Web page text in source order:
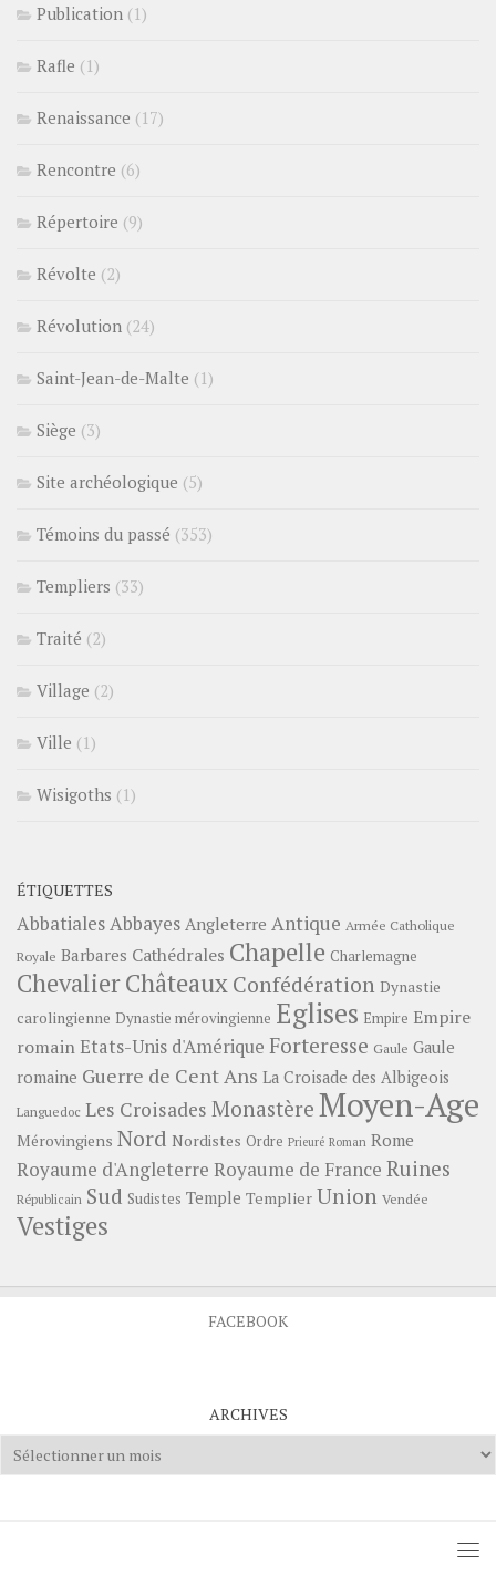
Publication (1)
Rafle (1)
Renaissance (17)
Rencontre (6)
Répertoire (9)
Révolte (2)
Révolution (24)
Saint-Jean-de-Malte (1)
Siège (3)
Site archéologique (5)
Témoins du passé (353)
Templiers (33)
Traité (2)
Village (2)
Ville (1)
Wisigoths (1)
ÉTIQUETTES
Abbatiales Abbayes Angleterre Antique Armée Catholique
Royale Barbares Cathédrales Chapelle Charlemagne
ChevalierChâteauxConfédération Dynastie
carolingienne Dynastie mérovingienne Eglises Empire Empire
romainEtats-Unis d'Amérique Forteresse Gaule Gaule
romaine Guerre de Cent Ans La Croisade des Albigeois
Languedoc Les Croisades Monastère Moyen-Age
Mérovingiens Nord Nordistes Ordre Prieuré Roman Rome
Royaume d'Angleterre Royaume de France Ruines
Républicain Sud Sudistes Temple Templier Union Vendée
Vestiges
FACEBOOK
ARCHIVES
Archives